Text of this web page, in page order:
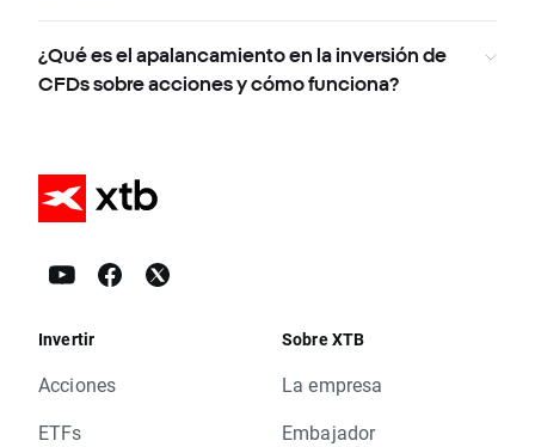
¿Qué es el apalancamiento en la inversión de
CFDs sobre acciones y cómo funciona?
Invertir
Acciones
ETFs
Sobre XTB
La empresa
Embajador